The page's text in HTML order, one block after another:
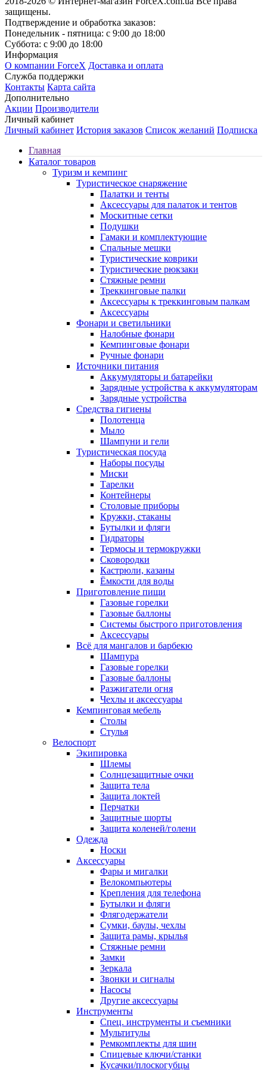
защищены.
Подтверждение и обработка заказов:
Понедельник - пятница: с 9:00 до 18:00
Суббота: с 9:00 до 18:00
Информация
О компании ForceX Доставка и оплата
Служба поддержки
Контакты Карта сайта
Дополнительно
Акции Производители
Личный кабинет
Личный кабинет История заказов Список желаний Подписка
Главная
Каталог товаров
Туризм и кемпинг
Туристическое снаряжение
Палатки и тенты
Аксессуары для палаток и тентов
Москитные сетки
Подушки
Гамаки и комплектующие
Спальные мешки
Туристические коврики
Туристические рюкзаки
Стяжные ремни
Треккинговые палки
Аксессуары к треккинговым палкам
Аксессуары
Фонари и светильники
Налобные фонари
Кемпинговые фонари
Ручные фонари
Источники питания
Аккумуляторы и батарейки
Зарядные устройства к аккумуляторам
Зарядные устройства
Средства гигиены
Полотенца
Мыло
Шампуни и гели
Туристическая посуда
Наборы посуды
Миски
Тарелки
Контейнеры
Столовые приборы
Кружки, стаканы
Бутылки и фляги
Гидраторы
Термосы и термокружки
Сковородки
Кастрюли, казаны
Ёмкости для воды
Приготовление пищи
Газовые горелки
Газовые баллоны
Системы быстрого приготовления
Аксессуары
Всё для мангалов и барбекю
Шампура
Газовые горелки
Газовые баллоны
Разжигатели огня
Чехлы и аксессуары
Кемпинговая мебель
Столы
Стулья
Велоспорт
Экипировка
Шлемы
Солнцезащитные очки
Защита тела
Защита локтей
Перчатки
Защитные шорты
Защита коленей/голени
Одежда
Носки
Аксессуары
Фары и мигалки
Велокомпьютеры
Крепления для телефона
Бутылки и фляги
Флягодержатели
Сумки, баулы, чехлы
Защита рамы, крылья
Стяжные ремни
Замки
Зеркала
Звонки и сигналы
Насосы
Другие аксессуары
Инструменты
Спец. инструменты и съемники
Мультитулы
Ремкомплекты для шин
Спицевые ключи/станки
Кусачки/плоскогубцы